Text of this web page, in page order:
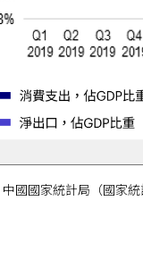
國國家統計局（國家